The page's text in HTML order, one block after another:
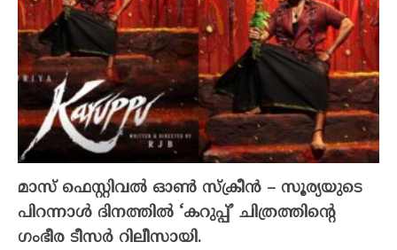
മാസ് ഫെസ്റ്റിവൽ ഓൺ സ്‌ക്രീൻ – സൂര്യയുടെ
പിറന്നാൾ ദിനത്തിൽ ‘കറുപ്പ്’ ചിത്രത്തിന്റെ
ഗംഭീര ടീസർ റിലീസായി.